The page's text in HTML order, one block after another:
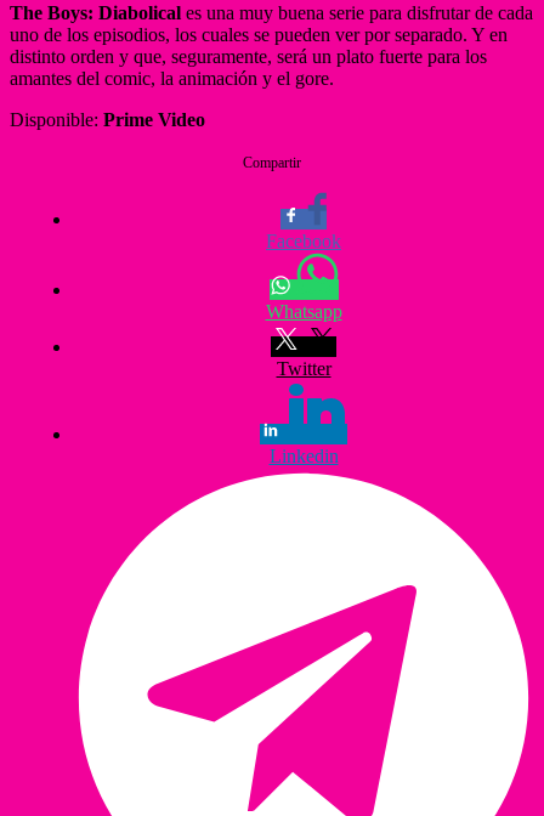
The Boys: Diabolical es una muy buena serie para disfrutar de cada
uno de los episodios, los cuales se pueden ver por separado. Y en
distinto orden y que, seguramente, será un plato fuerte para los
amantes del comic, la animación y el gore.
Disponible: Prime Video
Compartir
Facebook
Whatsapp
Twitter
Linkedin